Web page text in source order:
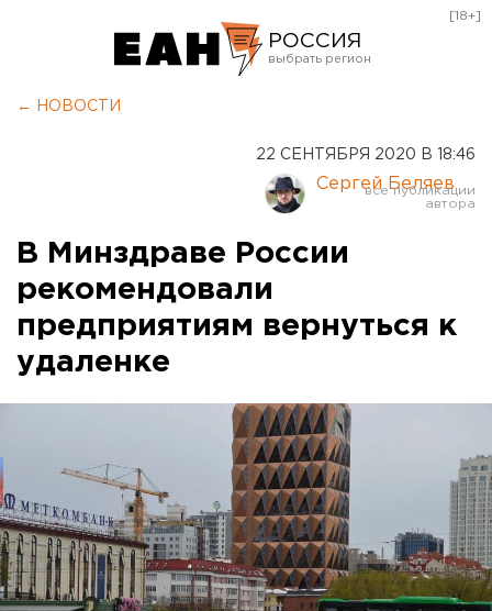
РОССИЯ
Курган
Оренбург
[18+]
← НОВОСТИ
22 СЕНТЯБРЯ 2020 В 18:46
Сергей Беляев
В Минздраве России
рекомендовали
предприятиям вернуться к
удаленке